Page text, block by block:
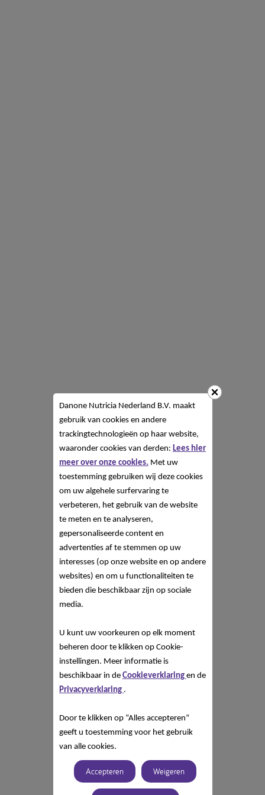
Danone Nutricia Nederland B.V. maakt
gebruik van cookies en andere
trackingtechnologieën op haar website,
waaronder cookies van derden: Lees hier
meer over onze cookies. Met uw
toestemming gebruiken wij deze cookies
om uw algehele surfervaring te
verbeteren, het gebruik van de website
te meten en te analyseren,
gepersonaliseerde content en
advertenties af te stemmen op uw
interesses (op onze website en op andere
websites) en om u functionaliteiten te
bieden die beschikbaar zijn op sociale
media.
U kunt uw voorkeuren op elk moment
beheren door te klikken op Cookie-
instellingen. Meer informatie is
beschikbaar in de Cookieverklaring en de
Privacyverklaring .
Door te klikken op “Alles accepteren”
geeft u toestemming voor het gebruik
van alle cookies.
Accepteren Weigeren